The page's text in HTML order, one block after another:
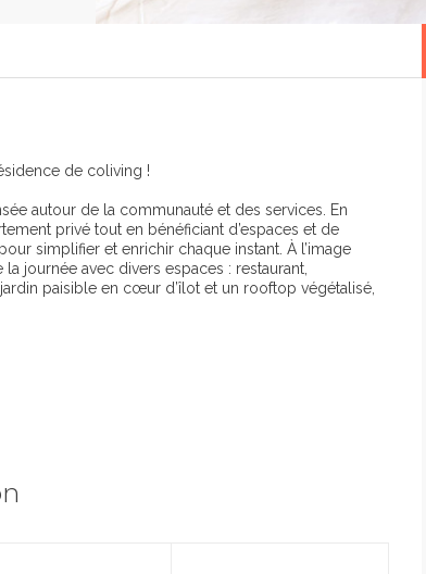
de coliving !
autour de la communauté et des services. En
privé tout en bénéficiant d’espaces et de
simplifier et enrichir chaque instant. À l’image
la journée avec divers espaces : restaurant,
paisible en cœur d’îlot et un rooftop végétalisé,